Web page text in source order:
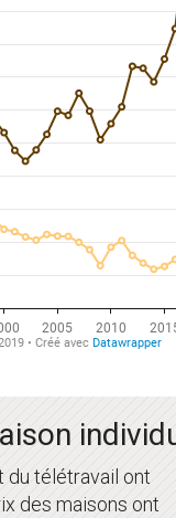
du télétravail ont
des maisons ont